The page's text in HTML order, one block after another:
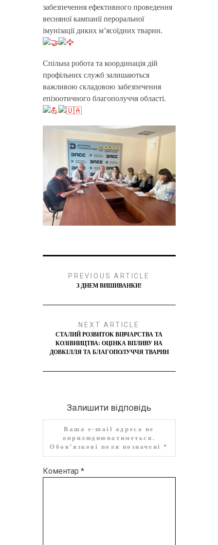
забезпечення ефективного проведення
весняної кампанії пероральної
імунізації диких м’ясоїдних тварин.
Спільна робота та координація дій
профільних служб залишаються
важливою складовою забезпечення
епізоотичного благополуччя області.
PREVIOUS ARTICLE
З ДНЕМ ВИШИВАНКИ!
NEXT ARTICLE
СТАЛИЙ РОЗВИТОК ВІВЧАРСТВА ТА
КОЗІВНИЦТВА: ОЦІНКА ВПЛИВУ НА
ДОВКІЛЛЯ ТА БЛАГОПОЛУЧЧЯ ТВАРИН
Залишити відповідь
Ваша e-mail адреса не
оприлюднюватиметься.
Обов’язкові поля позначені*
Коментар *